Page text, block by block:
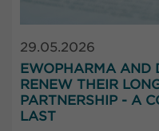
29.05.2026
EWOPHARMA AND
RENEW THEIR
PARTNERSHIP - A
LAST